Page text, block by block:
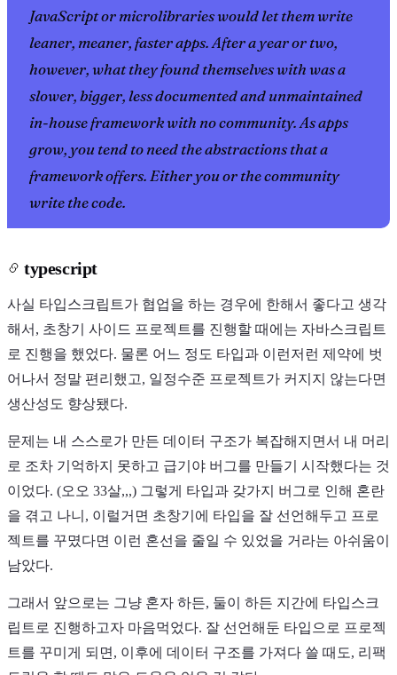
JavaScript or microlibraries would let them write
leaner, meaner, faster apps. After a year or two,
however, what they found themselves with was a
slower, bigger, less documented and unmaintained
in-house framework with no community. As apps
grow, you tend to need the abstractions that a
framework offers. Either you or the community
write the code.
typescript
사실 타입스크립트가 협업을 하는 경우에 한해서 좋다고 생각
해서, 초창기 사이드 프로젝트를 진행할 때에는 자바스크립트
로 진행을 했었다. 물론 어느 정도 타입과 이런저런 제약에 벗
어나서 정말 편리했고, 일정수준 프로젝트가 커지지 않는다면
생산성도 향상됐다.
문제는 내 스스로가 만든 데이터 구조가 복잡해지면서 내 머리
로 조차 기억하지 못하고 급기야 버그를 만들기 시작했다는 것
이었다. (오오 33살,,,) 그렇게 타입과 갖가지 버그로 인해 혼란
을 겪고 나니, 이럴거면 초창기에 타입을 잘 선언해두고 프로
젝트를 꾸몄다면 이런 혼선을 줄일 수 있었을 거라는 아쉬움이
남았다.
그래서 앞으로는 그냥 혼자 하든, 둘이 하든 지간에 타입스크
립트로 진행하고자 마음먹었다. 잘 선언해둔 타입으로 프로젝
트를 꾸미게 되면, 이후에 데이터 구조를 가져다 쓸 때도, 리팩